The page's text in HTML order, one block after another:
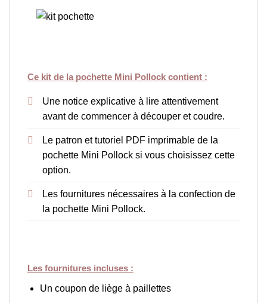
Ce kit de la pochette Mini Pollock contient :
Une notice explicative à lire attentivement
avant de commencer à découper et coudre.
Le patron et tutoriel PDF imprimable de la
pochette Mini Pollock si vous choisissez cette
option.
Les fournitures nécessaires à la confection de
la pochette Mini Pollock.
Les fournitures incluses :
Un coupon de liège à paillettes